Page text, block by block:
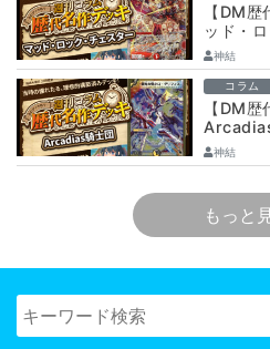
【DM
ッド・
神結コラ
神結
コラム
【DM
ム】
神結
もっと